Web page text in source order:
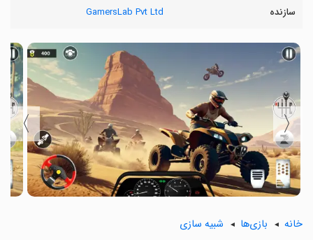
سازنده GamersLab Pvt Ltd
〈
〉
خانه بازی‌ها شبیه سازی